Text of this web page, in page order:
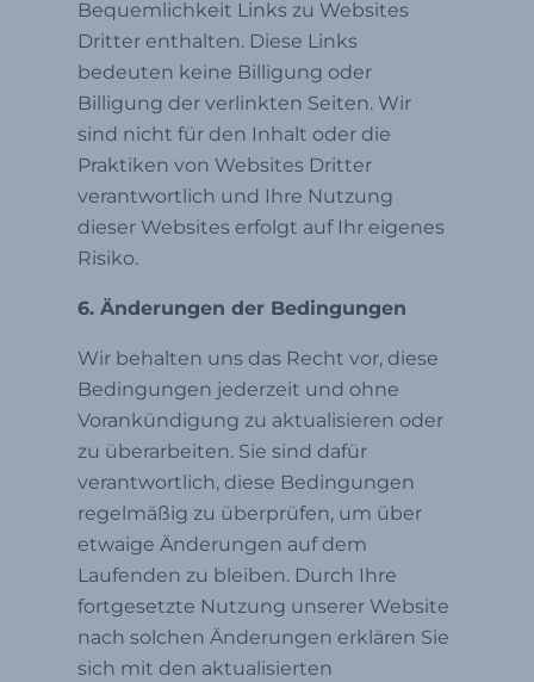
Bequemlichkeit Links zu Websites
Dritter enthalten. Diese Links
bedeuten keine Billigung oder
Billigung der verlinkten Seiten. Wir
sind nicht für den Inhalt oder die
Praktiken von Websites Dritter
verantwortlich und Ihre Nutzung
dieser Websites erfolgt auf Ihr eigenes
Risiko.
6. Änderungen der Bedingungen
Wir behalten uns das Recht vor, diese
Bedingungen jederzeit und ohne
Vorankündigung zu aktualisieren oder
zu überarbeiten. Sie sind dafür
verantwortlich, diese Bedingungen
regelmäßig zu überprüfen, um über
etwaige Änderungen auf dem
Laufenden zu bleiben. Durch Ihre
fortgesetzte Nutzung unserer Website
nach solchen Änderungen erklären Sie
sich mit den aktualisierten